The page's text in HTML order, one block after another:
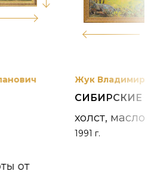
от
Жук Владимир
СИБИРСКИЕ
холст, масло
1991 г.